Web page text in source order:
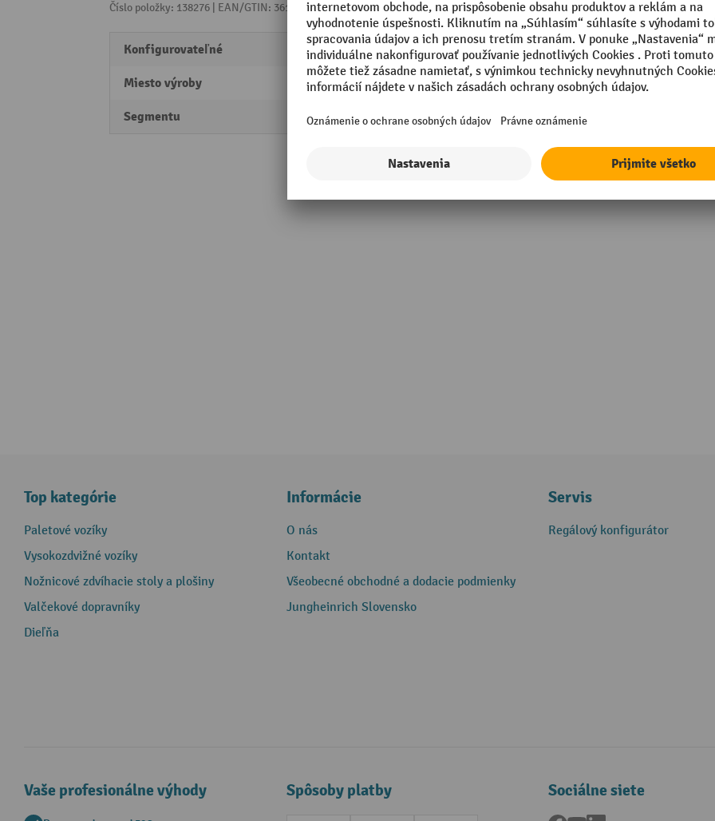
Číslo položky: 138276 | EAN/GTIN: 3612970549884Z kategórie:Príslušenstvo k policovým regálom
Konfigurovateľné áno
Miesto výroby Made in Europe
Segmentu Performance
Vlastná hmotnosť
Značka
Šírka
Top kategórie
Paletové vozíky
Vysokozdvižné vozíky
Nožnicové zdvíhacie stoly a plošiny
Valčekové dopravníky
Dieľňa
Informácie
O nás
Kontakt
Všeobecné obchodné a dodacie podmienky
Jungheinrich Slovensko
Servis
Regálový konfigurátor
Vaše profesionálne výhody Spôsoby platby Sociálne siete